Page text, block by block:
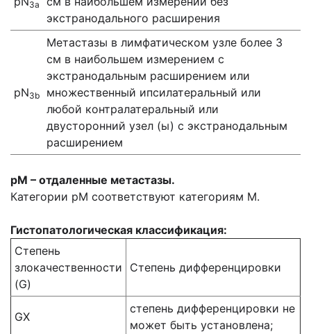
3a
экстранодального расширения
рN3b
Метастазы в лимфатическом узле более 3
см в наибольшем измерением с
экстранодальным расширением или
множественный ипсилатеральный или
любой контралатеральный или
двусторонний узел (ы) с экстранодальным
расширением
рМ – отдаленные метастазы.
Категории рМ соответствуют категориям М.
Гистопатологическая классификация:
Степень
злокачественности
(G)
Степень дифференцировки
GX
степень дифференцировки не
может быть установлена;